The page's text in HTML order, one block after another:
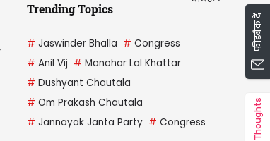
Trending Topics
# Jaswinder Bhalla # Congress
# Anil Vij # Manohar Lal Khattar
# Dushyant Chautala
# Om Prakash Chautala
# Jannayak Janta Party # Congress
फीडबैक दें
Thoughts